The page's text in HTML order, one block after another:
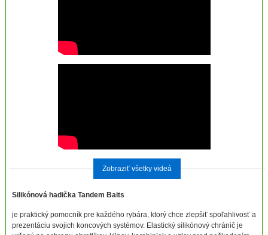
Zobraziť všetky videá
Silikónová hadička Tandem Baits
je praktický pomocník pre každého rybára, ktorý chce zlepšiť spoľahlivosť a
prezentáciu svojich koncových systémov. Elastický silikónový chránič je